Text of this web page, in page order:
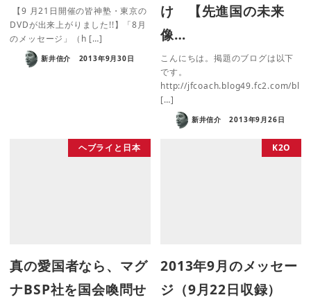
【9 月21日開催の皆神塾・東京の
DVDが出来上がりました!!】「8月
のメッセージ」（h […]
新井信介 2013年9月30日
け 【先進国の未来
像…
こんにちは。掲題のブログは以下
です。
http://jfcoach.blog49.fc2.com/bl
[…]
新井信介 2013年9月26日
ヘブライと日本
真の愛国者なら、マグ
ナBSP社を国会喚問せ
K2O
2013年9月のメッセー
ジ（9月22日収録）